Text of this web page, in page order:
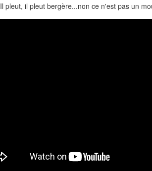
Il pleut, il pleut bergère...non ce n'est pas un